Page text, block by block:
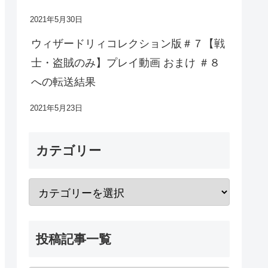
2021年5月30日
ウィザードリィコレクション版＃７【戦
士・盗賊のみ】プレイ動画 おまけ ＃８
への転送結果
2021年5月23日
カテゴリー
投稿記事一覧